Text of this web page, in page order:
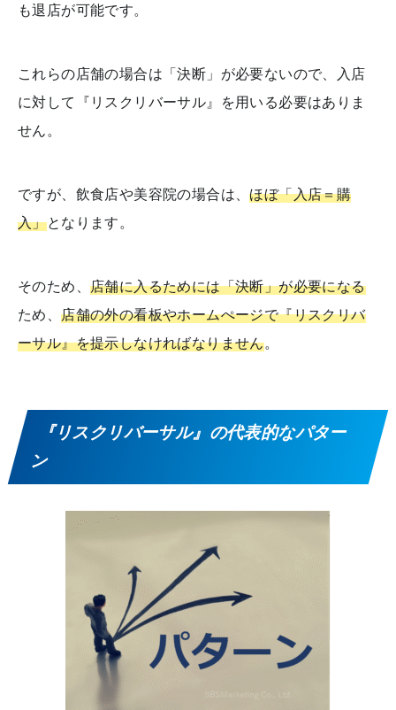
も退店が可能です。
これらの店舗の場合は「決断」が必要ないので、入店
に対して『リスクリバーサル』を用いる必要はありま
せん。
ですが、飲食店や美容院の場合は、ほぼ「入店＝購
入」となります。
そのため、 店舗に入るためには「決断」が必要になる
ため、店舗の外の看板やホームぺージで『リスクリバ
ーサル』を提示しなければなりません。
『リスクリバーサル』の代表的なパター
ン